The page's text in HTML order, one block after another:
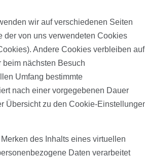
wir auf verschiedenen Seiten
der von uns verwendeten Cookies
Andere Cookies verbleiben auf
beim nächsten Besuch
Umfang bestimmte
nach einer vorgegebenen Dauer
Übersicht zu den Cookie-
des Inhalts eines virtuellen
Daten verarbeitet